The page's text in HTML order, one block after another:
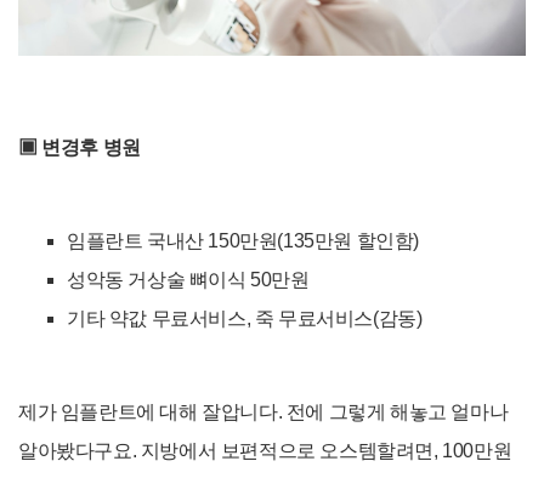
▣ 변경후 병원
임플란트 국내산 150만원(135만원 할인함)
성악동 거상술 뼈이식 50만원
기타 약값 무료서비스, 죽 무료서비스(감동)
제가 임플란트에 대해 잘압니다. 전에 그렇게 해놓고 얼마나
알아봤다구요. 지방에서 보편적으로 오스템할려면, 100만원